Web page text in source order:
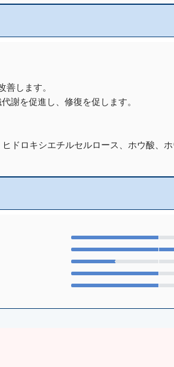
します。
謝を促進し、修復を促します。
ドロキシエチルセルロース、ホウ酸、